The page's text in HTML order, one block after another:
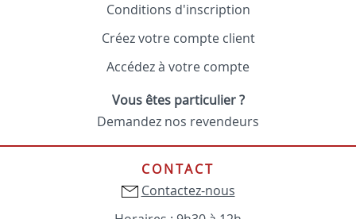
Conditions d'inscription
Créez votre compte client
Accédez à votre compte
Vous êtes particulier ?
Demandez nos revendeurs
CONTACT
Contactez-nous